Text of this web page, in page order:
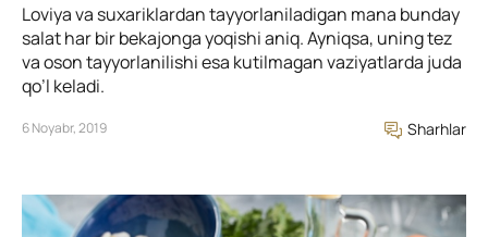
Loviya va suxariklardan tayyorlaniladigan mana bunday
salat har bir bekajonga yoqishi aniq. Ayniqsa, uning tez
va oson tayyorlanilishi esa kutilmagan vaziyatlarda juda
qo’l keladi.
6 Noyabr, 2019 Sharhlar